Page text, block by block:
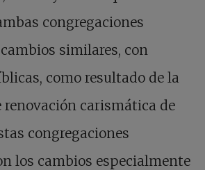
congregaciones
similares, con
como resultado de la
renovación carismática de
congregaciones
los cambios especialmente